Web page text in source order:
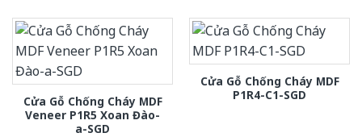
Cửa Gỗ Chống Cháy MDF
Veneer P1R5 Xoan Đào-
a-SGD
Cửa Gỗ Chống Cháy MDF
P1R4-C1-SGD